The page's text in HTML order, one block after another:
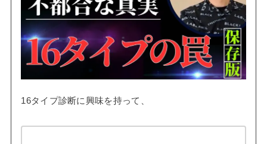
16タイプ診断に興味を持って、